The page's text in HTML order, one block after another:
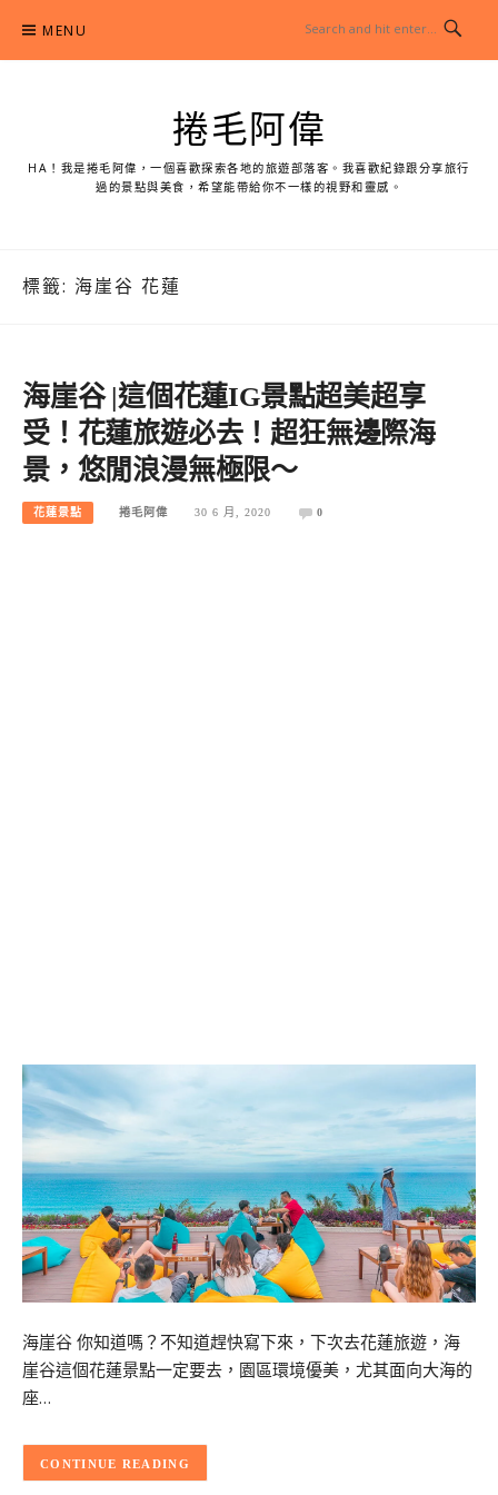
content
MENU
捲毛阿偉
HA！我是捲毛阿偉，一個喜歡探索各地的旅遊部落客。我喜歡紀錄跟分享旅行
過的景點與美食，希望能帶給你不一樣的視野和靈感。
標籤: 海崖谷 花蓮
海崖谷 |這個花蓮IG景點超美超享
受！花蓮旅遊必去！超狂無邊際海
景，悠閒浪漫無極限～
花蓮景點 捲毛阿偉 30 6 月, 2020 0
海崖谷 你知道嗎？不知道趕快寫下來，下次去花蓮旅遊，海
崖谷這個花蓮景點一定要去，園區環境優美，尤其面向大海的
座…
CONTINUE READING